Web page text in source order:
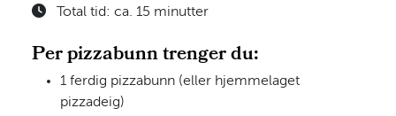
Total tid: ca. 15 minutter
Per pizzabunn trenger du:
1 ferdig pizzabunn (eller hjemmelaget
pizzadeig)